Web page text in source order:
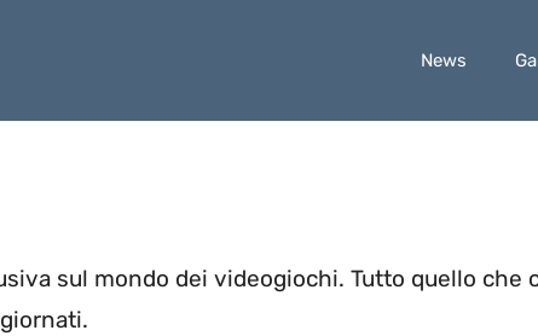
News
sul mondo dei videogiochi. Tutto quello che